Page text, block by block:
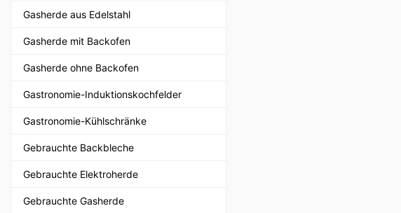
Gasherde aus Edelstahl
Gasherde mit Backofen
Gasherde ohne Backofen
Gastronomie-Induktionskochfelder
Gastronomie-Kühlschränke
Gebrauchte Backbleche
Gebrauchte Elektroherde
Gebrauchte Gasherde